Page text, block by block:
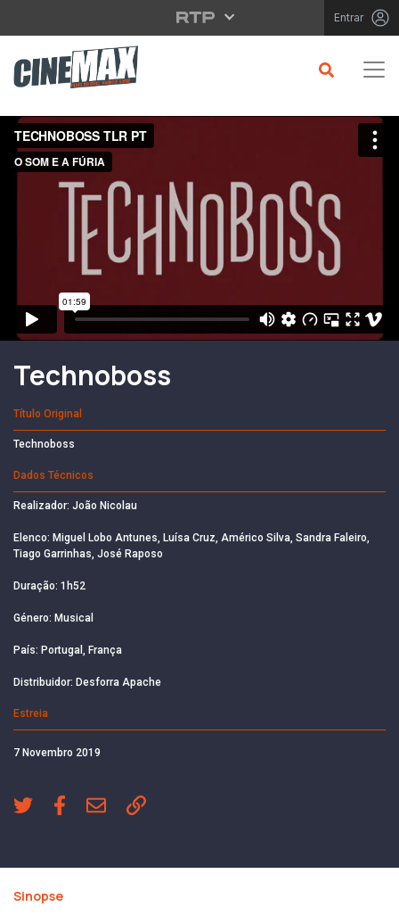
Saltar para o conteúdo principal Entrar
Filme em Cartaz
Technoboss
Título Original
Technoboss
Dados Técnicos
Realizador: João Nicolau
Elenco: Miguel Lobo Antunes, Luísa Cruz, Américo Silva, Sandra Faleiro,
Tiago Garrinhas, José Raposo
Duração: 1h52
Género: Musical
País: Portugal, França
Distribuidor: Desforra Apache
Estreia
7 Novembro 2019
Sinopse